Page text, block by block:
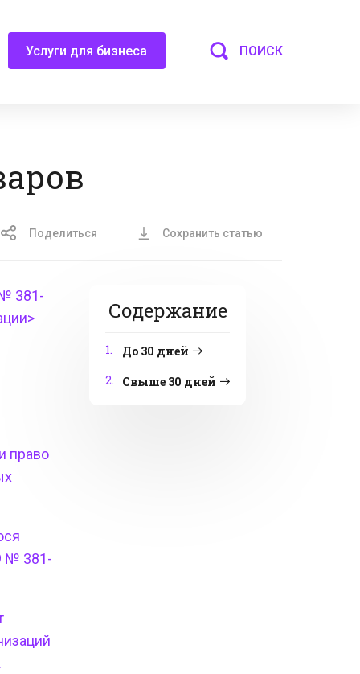
Услуги для бизнеса ПОИСК
Поделиться Сохранить статью
Содержание
1.
До 30 дней
2.
Свыше 30 дней
381-
право
№ 381-